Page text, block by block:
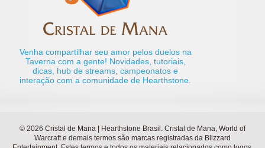
Venha compartilhar seu amor pelos duelos na
Taverna com a gente! Novidades, tutoriais,
dicas, hub de streams, campeonatos e
interação com a comunidade de Hearthstone.
© 2026 Cristal de Mana | Hearthstone Brasil. Cristal de Mana, World of
Warcraft e demais termos são marcas registradas da Blizzard